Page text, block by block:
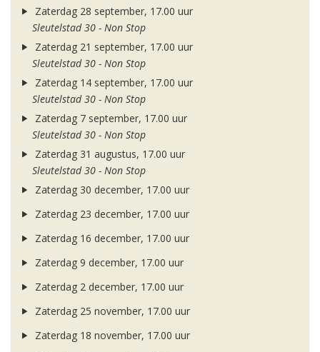
Zaterdag 28 september, 17.00 uur
Sleutelstad 30 - Non Stop
Zaterdag 21 september, 17.00 uur
Sleutelstad 30 - Non Stop
Zaterdag 14 september, 17.00 uur
Sleutelstad 30 - Non Stop
Zaterdag 7 september, 17.00 uur
Sleutelstad 30 - Non Stop
Zaterdag 31 augustus, 17.00 uur
Sleutelstad 30 - Non Stop
Zaterdag 30 december, 17.00 uur
Zaterdag 23 december, 17.00 uur
Zaterdag 16 december, 17.00 uur
Zaterdag 9 december, 17.00 uur
Zaterdag 2 december, 17.00 uur
Zaterdag 25 november, 17.00 uur
Zaterdag 18 november, 17.00 uur